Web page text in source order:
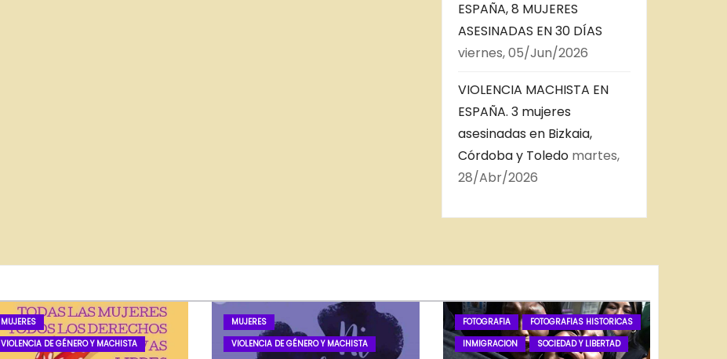
ESPAÑA, 8 MUJERES
ASESINADAS EN 30 DÍAS
viernes, 05/Jun/2026
VIOLENCIA MACHISTA EN
ESPAÑA. 3 mujeres
asesinadas en Bizkaia,
Córdoba y Toledo martes,
28/Abr/2026
MUJERES
VIOLENCIA DE GÉNERO Y MACHISTA
MUJERES
VIOLENCIA DE GÉNERO Y MACHISTA
FOTOGRAFIA
FOTOGRAFIAS HISTORICAS
INMIGRACION
SOCIEDAD Y LIBERTAD